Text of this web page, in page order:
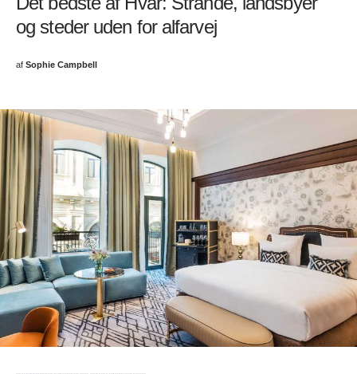
og steder uden for alfarvej
af Sophie Campbell